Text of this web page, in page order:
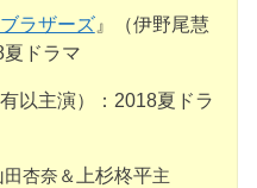
ラザーズ』（伊野尾慧
ドラマ
以主演）：2018夏ドラ
田杏奈＆ 上杉柊平主